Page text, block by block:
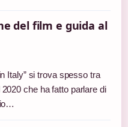
del film e guida al
Italy” si trova spesso tra
che ha fatto parlare di